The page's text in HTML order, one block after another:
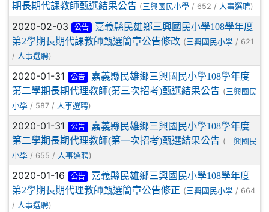
期長期代課教師甄選結果公告 (三興國民小學 / 652 / 人事選聘)
2020-02-03 公告
嘉義縣民雄鄉三興國民小學108學年度
第2學期長期代課教師甄選簡章公告修改 (三興國民小學 / 621
/ 人事選聘)
2020-01-31 公告
嘉義縣民雄鄉三興國民小學108學年度
第二學期長期代理教師(第三次招考)甄選結果公告 (三興國民
小學 / 587 / 人事選聘)
2020-01-31 公告
嘉義縣民雄鄉三興國民小學108學年度
第二學期長期代理教師(第一次招考)甄選結果公告 (三興國民
小學 / 655 / 人事選聘)
2020-01-16 公告
嘉義縣民雄鄉三興國民小學108學年度
第2學期長期代理教師甄選簡章公告修正 (三興國民小學 / 664
/ 人事選聘)